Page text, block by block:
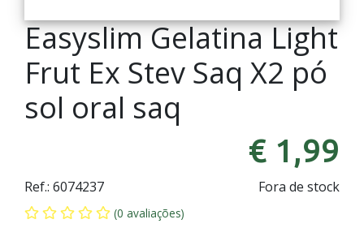
Easyslim Gelatina Light
Frut Ex Stev Saq X2 pó
sol oral saq
€ 1,99
Fora de stock
Ref.: 6074237
(0 avaliações)